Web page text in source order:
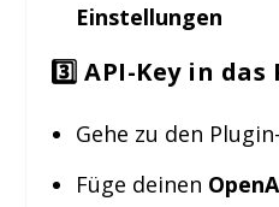
Einstellungen
3️⃣ API-Key in
Gehe zu den
Füge deinen